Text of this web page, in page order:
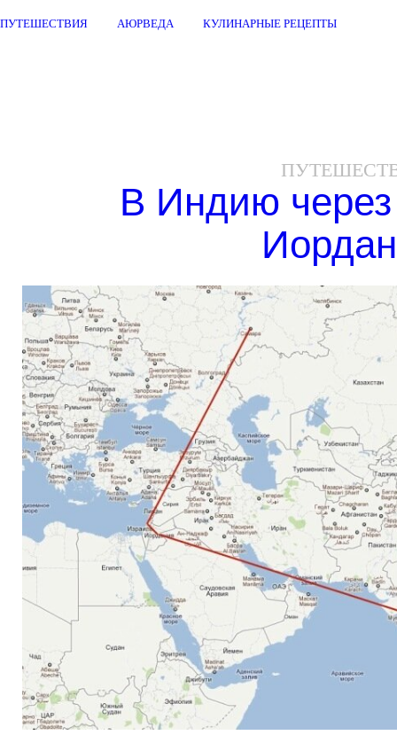
ПУТЕШЕСТВИЯ АЮРВЕДА КУЛИНАРНЫЕ РЕЦЕПТЫ
В Индию